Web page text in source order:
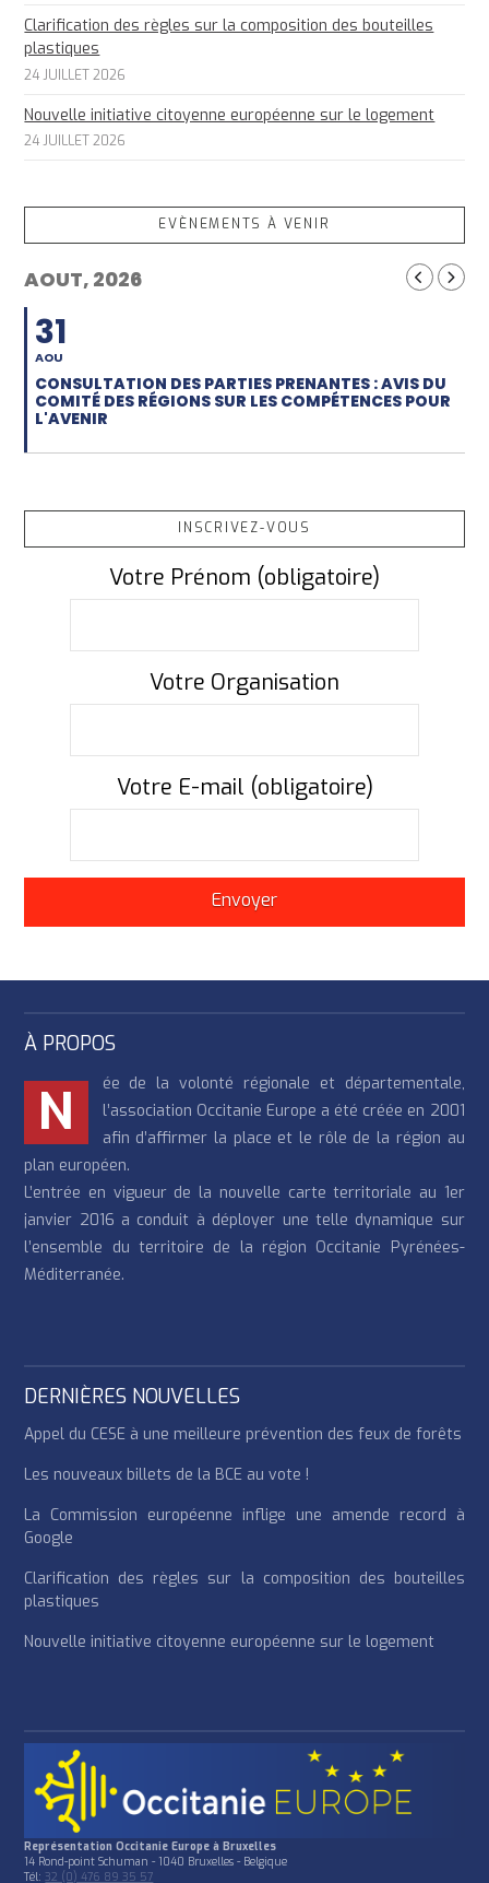
Clarification des règles sur la composition des bouteilles
plastiques
24 JUILLET 2026
Nouvelle initiative citoyenne européenne sur le logement
24 JUILLET 2026
EVÈNEMENTS À VENIR
AOUT, 2026
31
AOU
CONSULTATION DES PARTIES PRENANTES : AVIS DU
COMITÉ DES RÉGIONS SUR LES COMPÉTENCES POUR
L'AVENIR
INSCRIVEZ-VOUS
Votre Prénom (obligatoire)
Votre Organisation
Votre E-mail (obligatoire)
À PROPOS
N
ée de la volonté régionale et départementale,
l’association Occitanie Europe a été créée en 2001
afin d’affirmer la place et le rôle de la région au
plan européen.
L’entrée en vigueur de la nouvelle carte territoriale au 1er
janvier 2016 a conduit à déployer une telle dynamique sur
l’ensemble du territoire de la région Occitanie Pyrénées-
Méditerranée.
DERNIÈRES NOUVELLES
Appel du CESE à une meilleure prévention des feux de forêts
Les nouveaux billets de la BCE au vote !
La Commission européenne inflige une amende record à
Google
Clarification des règles sur la composition des bouteilles
plastiques
Nouvelle initiative citoyenne européenne sur le logement
Représentation Occitanie Europe à Bruxelles
14 Rond-point Schuman - 1040 Bruxelles - Belgique
Tél:32 (0) 476 89 35 57